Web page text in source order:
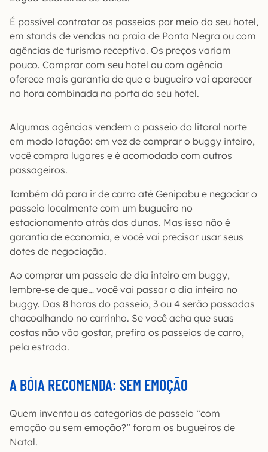
É possível contratar os passeios por meio do seu hotel,
em stands de vendas na praia de Ponta Negra ou com
agências de turismo receptivo. Os preços variam
pouco. Comprar com seu hotel ou com agência
oferece mais garantia de que o bugueiro vai aparecer
na hora combinada na porta do seu hotel.
Algumas agências vendem o passeio do litoral norte
em modo lotação: em vez de comprar o buggy inteiro,
você compra lugares e é acomodado com outros
passageiros.
Também dá para ir de carro até Genipabu e negociar o
passeio localmente com um bugueiro no
estacionamento atrás das dunas. Mas isso não é
garantia de economia, e você vai precisar usar seus
dotes de negociação.
Ao comprar um passeio de dia inteiro em buggy,
lembre-se de que… você vai passar o dia inteiro no
buggy. Das 8 horas do passeio, 3 ou 4 serão passadas
chacoalhando no carrinho. Se você acha que suas
costas não vão gostar, prefira os passeios de carro,
pela estrada.
A BÓIA RECOMENDA: SEM EMOÇÃO
Quem inventou as categorias de passeio “com
emoção ou sem emoção?” foram os bugueiros de
Natal.